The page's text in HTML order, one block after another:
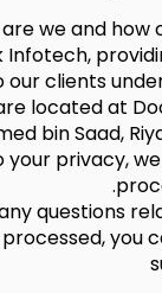
we and how
Infotech,
our clients
located at
bin Saad,
privacy,
questions
you